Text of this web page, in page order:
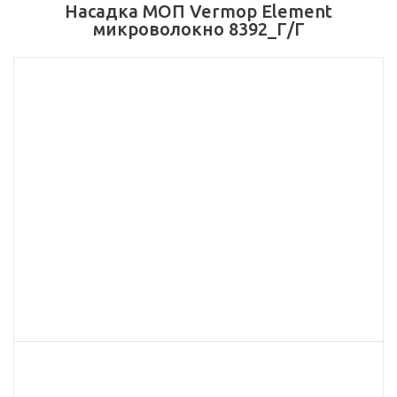
Насадка МОП Vermop Element
микроволокно 8392_Г/Г